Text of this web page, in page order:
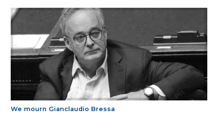
We mourn Gianclaudio Bressa